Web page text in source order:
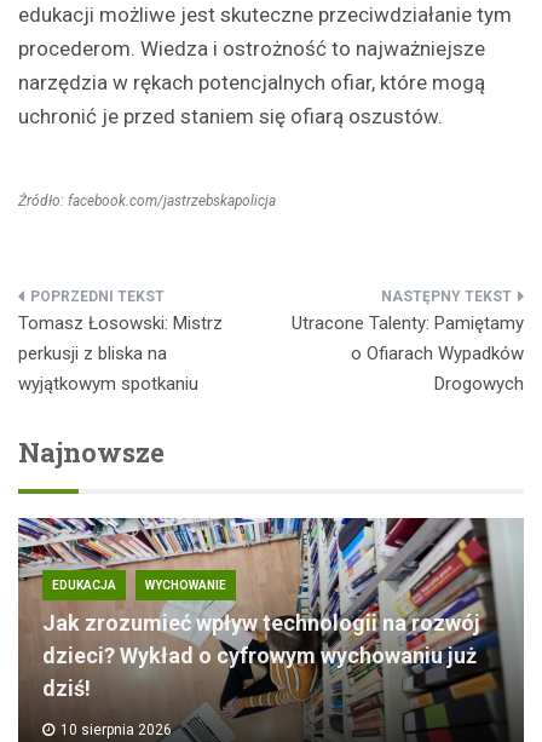
edukacji możliwe jest skuteczne przeciwdziałanie tym
procederom. Wiedza i ostrożność to najważniejsze
narzędzia w rękach potencjalnych ofiar, które mogą
uchronić je przed staniem się ofiarą oszustów.
Źródło: facebook.com/jastrzebskapolicja
Nawigacja
wpisu
Tomasz Łosowski: Mistrz
perkusji z bliska na
wyjątkowym spotkaniu
Utracone Talenty: Pamiętamy
o Ofiarach Wypadków
Drogowych
Najnowsze
EDUKACJA WYCHOWANIE
Jak zrozumieć wpływ technologii na rozwój
dzieci? Wykład o cyfrowym wychowaniu już
dziś!
10 sierpnia 2026